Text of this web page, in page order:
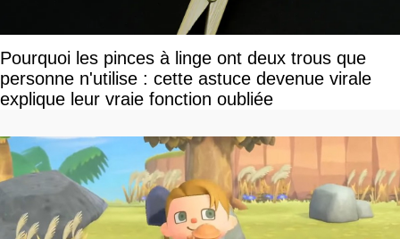
Pourquoi les pinces à linge ont deux trous que
personne n'utilise : cette astuce devenue virale
explique leur vraie fonction oubliée